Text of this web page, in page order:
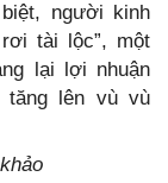
người kinh
tài lộc”, một
lại lợi nhuận
tăng lên vù vù